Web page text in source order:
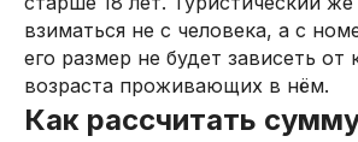
взиматься не с человека, а с
его размер не будет зависеть от
возраста проживающих в нём.
Как рассчитать